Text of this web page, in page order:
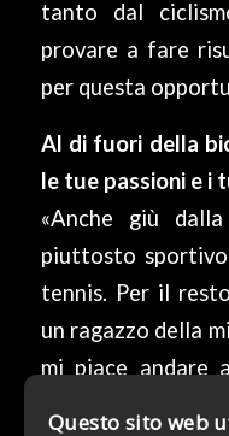
tanto dal
provare a fare
per questa
Al di fuori della
le tue passioni e i
«Anche giù
piuttosto
tennis. Per il
un ragazzo della
mi piace andare
condividere
Questo sito web